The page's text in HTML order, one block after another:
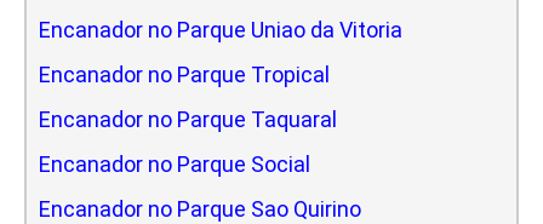
Encanador no Parque Uniao da Vitoria
Encanador no Parque Tropical
Encanador no Parque Taquaral
Encanador no Parque Social
Encanador no Parque Sao Quirino